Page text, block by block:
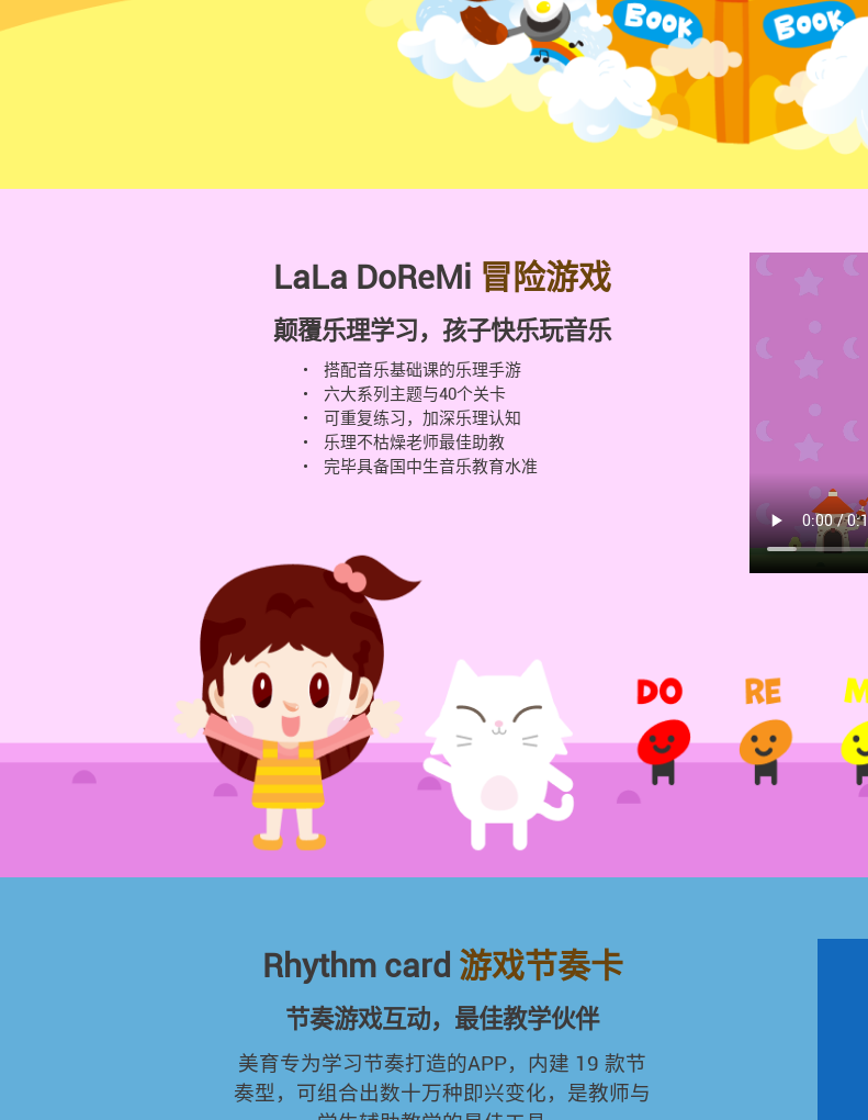
LaLa DoReMi 冒险游戏
颠覆乐理学习，孩子快乐玩音乐
搭配音乐基础课的乐理手游
六大系列主题与40个关卡
可重复练习，加深乐理认知
乐理不枯燥老师最佳助教
完毕具备国中生音乐教育水准
Rhythm card 游戏节奏卡
节奏游戏互动，最佳教学伙伴
美育专为学习节奏打造的APP，内建 19 款节
奏型，可组合出数十万种即兴变化，是教师与